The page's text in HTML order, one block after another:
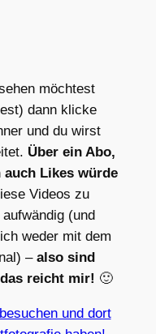
möchtest
dann klicke
und du wirst
Über ein Abo,
Likes würde
Videos zu
(und
weder mit dem
– also sind
reicht mir! 🙂